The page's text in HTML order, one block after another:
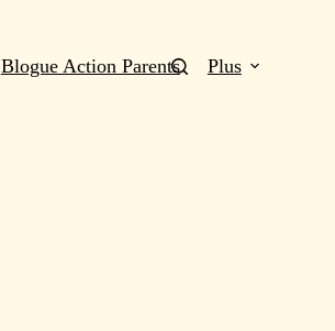
Blogue Action Parents Plus